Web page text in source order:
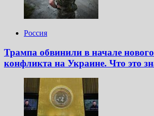
Россия
Трампа обвинили в начале
конфликта на Украине. Что это